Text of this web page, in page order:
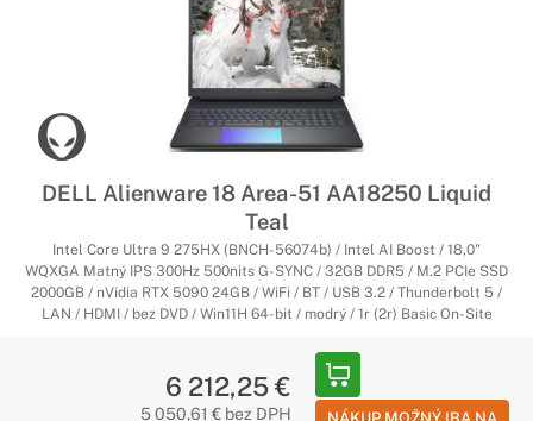
DELL Alienware 18 Area-51 AA18250 Liquid
Teal
Intel Core Ultra 9 275HX (BNCH-56074b) / Intel AI Boost / 18,0"
WQXGA Matný IPS 300Hz 500nits G-SYNC / 32GB DDR5 / M.2 PCIe SSD
2000GB / nVidia RTX 5090 24GB / WiFi / BT / USB 3.2 / Thunderbolt 5 /
LAN / HDMI / bez DVD / Win11H 64-bit / modrý / 1r (2r) Basic On-Site
6 212,25 €
5 050,61 € bez DPH